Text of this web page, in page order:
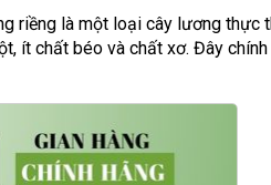
riềng là một loại cây lương thực
ít chất béo và chất xơ. Đây